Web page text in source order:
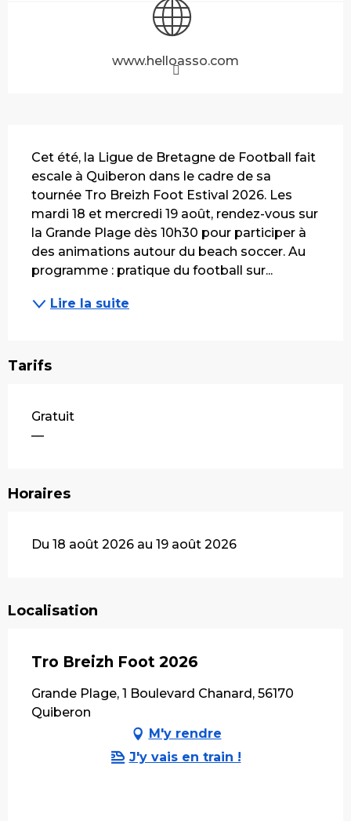
www.helloasso.com
Cet été, la Ligue de Bretagne de Football fait
escale à Quiberon dans le cadre de sa
tournée Tro Breizh Foot Estival 2026. Les
mardi 18 et mercredi 19 août, rendez-vous sur
la Grande Plage dès 10h30 pour participer à
des animations autour du beach soccer. Au
programme : pratique du football sur...
Lire la suite
Tarifs
Gratuit
—
Horaires
Du 18 août 2026 au 19 août 2026
Localisation
Tro Breizh Foot 2026
Grande Plage, 1 Boulevard Chanard, 56170
Quiberon
M'y rendre
J'y vais en train !